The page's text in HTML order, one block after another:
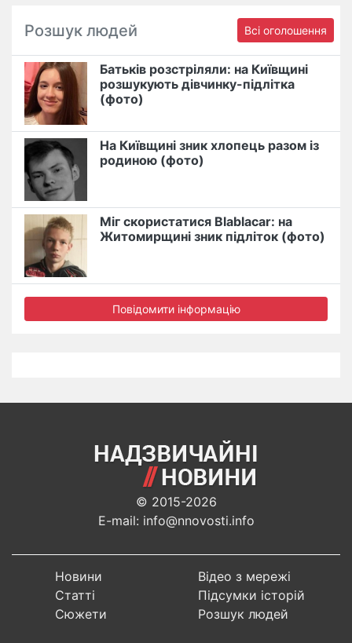
Розшук людей Всі оголошення
Батьків розстріляли: на Київщині
розшукують дівчинку-підлітка
(фото)
На Київщині зник хлопець разом із
родиною (фото)
Міг скористатися Blablacar: на
Житомирщині зник підліток (фото)
Повідомити інформацію
© 2015-2026
E-mail: info@nnovosti.info
Новини
Статті
Сюжети
Відео з мережі
Підсумки історій
Розшук людей